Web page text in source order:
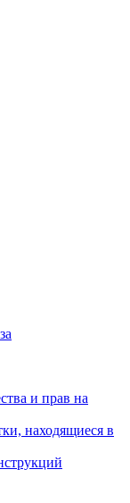
и прав на
находящиеся в